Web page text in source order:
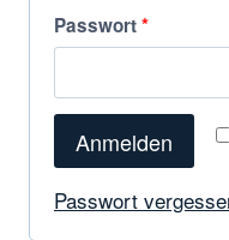
Passwort*
Anmelden
Passwort